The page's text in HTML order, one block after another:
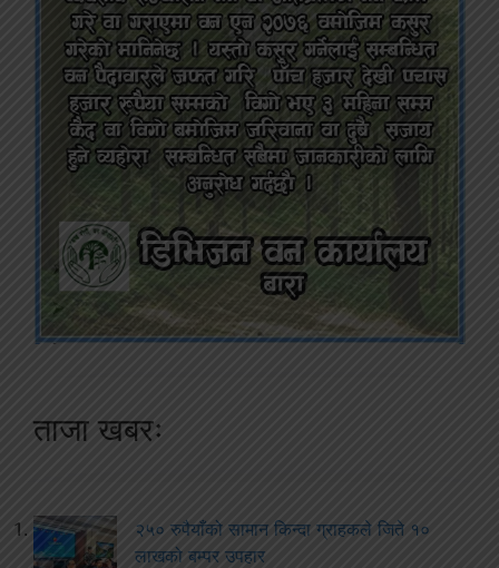
ताजा खबरः
२५० रुपैयाँको सामान किन्दा ग्राहकले जिते १०
लाखको बम्पर उपहार